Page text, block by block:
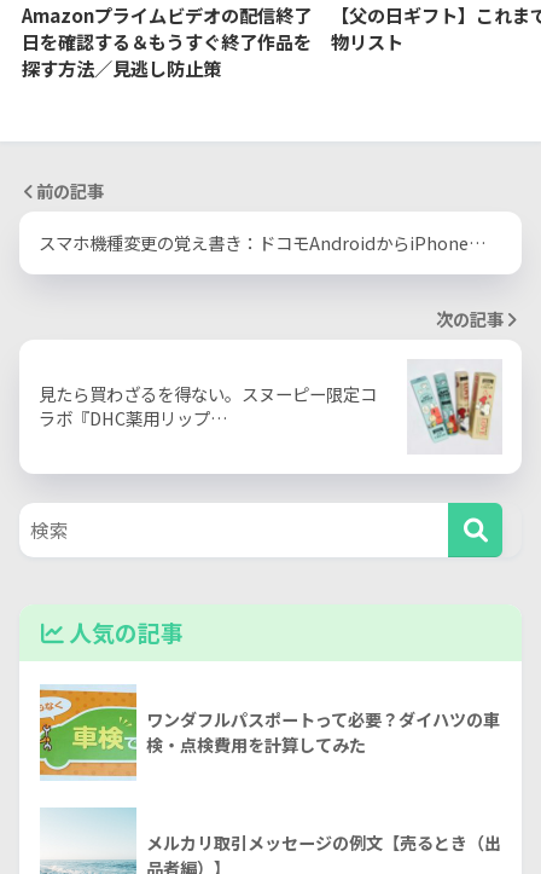
Amazonプライムビデオの配信終了
日を確認する＆もうすぐ終了作品を
探す方法／見逃し防止策
【父の日ギフト】これま
物リスト
前の記事
スマホ機種変更の覚え書き：ドコモAndroidからiPhone…
次の記事
見たら買わざるを得ない。スヌーピー限定コ
ラボ『DHC薬用リップ…
人気の記事
ワンダフルパスポートって必要？ダイハツの車
検・点検費用を計算してみた
メルカリ取引メッセージの例文【売るとき（出
品者編）】